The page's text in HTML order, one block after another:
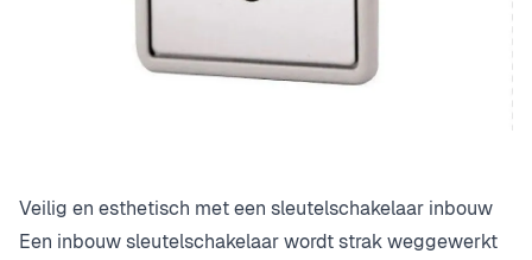
Veilig en esthetisch met een sleutelschakelaar inbouw
Een inbouw sleutelschakelaar wordt strak weggewerkt